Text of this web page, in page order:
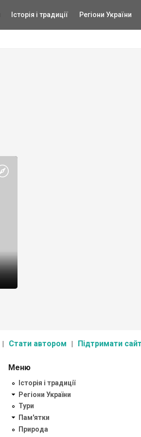
Історія і традиції Регіони України
Стати автором Підтримати сайт
Меню
Історія і традиції
Регіони України
Тури
Пам'ятки
Природа